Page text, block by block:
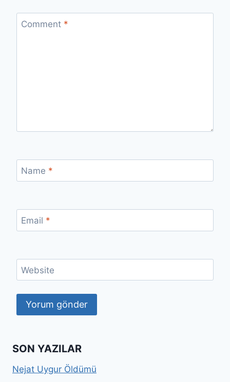
Comment *
Name *
Email *
Website
SON YAZILAR
Nejat Uygur Öldümü